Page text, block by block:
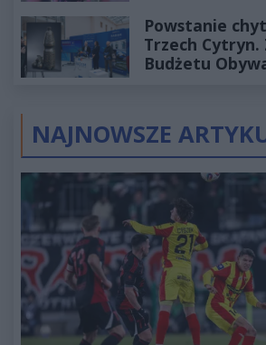
Powstanie
Trzech
Budżetu
NAJNOWSZE